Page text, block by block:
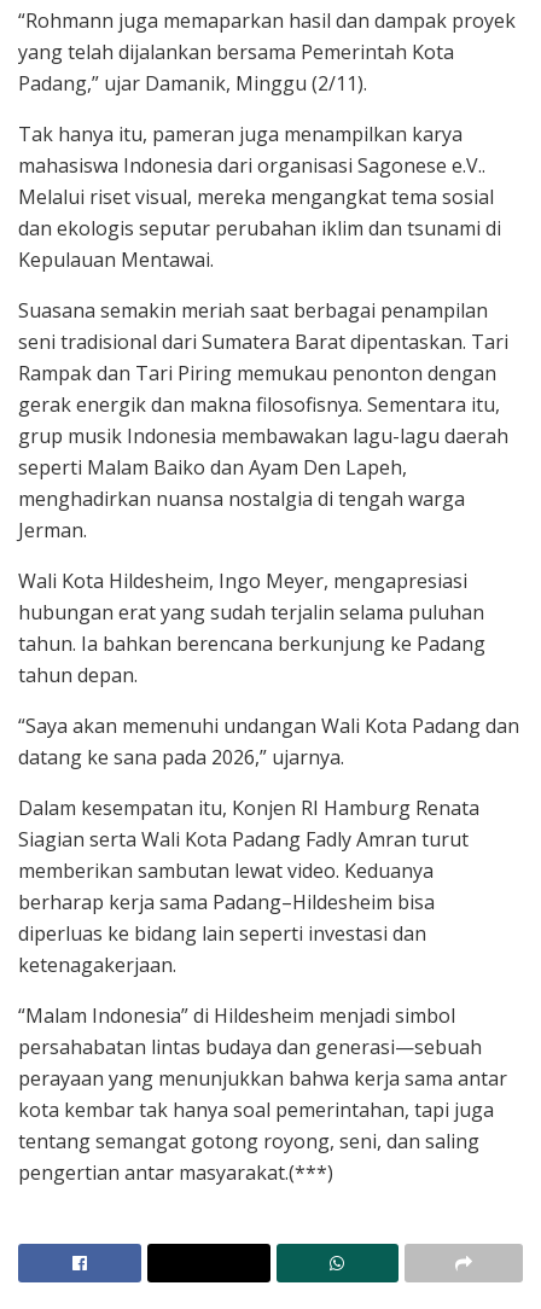
“Rohmann juga memaparkan hasil dan dampak proyek
yang telah dijalankan bersama Pemerintah Kota
Padang,” ujar Damanik, Minggu (2/11).
Tak hanya itu, pameran juga menampilkan karya
mahasiswa Indonesia dari organisasi Sagonese e.V..
Melalui riset visual, mereka mengangkat tema sosial
dan ekologis seputar perubahan iklim dan tsunami di
Kepulauan Mentawai.
Suasana semakin meriah saat berbagai penampilan
seni tradisional dari Sumatera Barat dipentaskan. Tari
Rampak dan Tari Piring memukau penonton dengan
gerak energik dan makna filosofisnya. Sementara itu,
grup musik Indonesia membawakan lagu-lagu daerah
seperti Malam Baiko dan Ayam Den Lapeh,
menghadirkan nuansa nostalgia di tengah warga
Jerman.
Wali Kota Hildesheim, Ingo Meyer, mengapresiasi
hubungan erat yang sudah terjalin selama puluhan
tahun. Ia bahkan berencana berkunjung ke Padang
tahun depan.
“Saya akan memenuhi undangan Wali Kota Padang dan
datang ke sana pada 2026,” ujarnya.
Dalam kesempatan itu, Konjen RI Hamburg Renata
Siagian serta Wali Kota Padang Fadly Amran turut
memberikan sambutan lewat video. Keduanya
berharap kerja sama Padang–Hildesheim bisa
diperluas ke bidang lain seperti investasi dan
ketenagakerjaan.
“Malam Indonesia” di Hildesheim menjadi simbol
persahabatan lintas budaya dan generasi—sebuah
perayaan yang menunjukkan bahwa kerja sama antar
kota kembar tak hanya soal pemerintahan, tapi juga
tentang semangat gotong royong, seni, dan saling
pengertian antar masyarakat.(***)